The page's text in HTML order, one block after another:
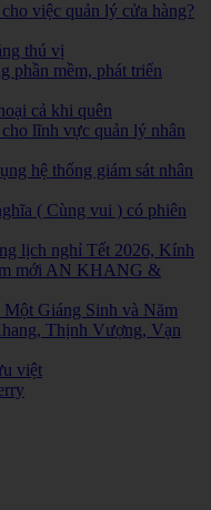
việc quản lý cửa hàng?
thú vị
phần mềm, phát triển
cả khi quên
lĩnh vực quản lý nhân
hệ thống giám sát nhân
( Cùng vui ) có phiên
lịch nghỉ Tết 2026, Kính
mới AN KHANG &
Giáng Sinh và Năm
Thịnh Vượng, Vạn
việt